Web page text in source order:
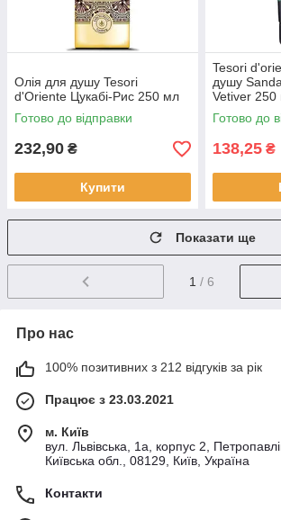
Олія для душу Tesori
d'Oriente Цукабі-Рис 250 мл
Готово до відправки
232,90 ₴
Купити
Tesori
душу
Vetiver 250
Готово до
138,25 ₴
Показати ще
1 / 6
Про нас
100% позитивних з 212 відгуків за рік
Працює з 23.03.2021
м. Київ
вул. Львівська, 1а, корпус 2,
Київська обл., 08129, Київ, Україна
Контакти